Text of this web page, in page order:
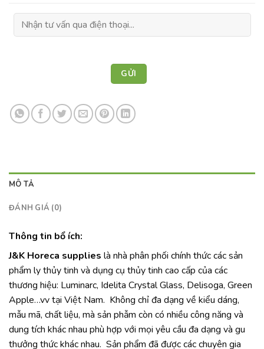
MÔ TẢ
ĐÁNH GIÁ (0)
Thông tin bổ ích:
J&K Horeca supplies là nhà phân phối chính thức các sản
phẩm ly thủy tinh và dụng cụ thủy tinh cao cấp của các
thương hiệu: Luminarc, Idelita Crystal Glass, Delisoga, Green
Apple…vv tại Việt Nam. Không chỉ đa dạng về kiểu dáng,
mẫu mã, chất liệu, mà sản phẫm còn có nhiều công năng và
dung tích khác nhau phù hợp với mọi yêu cầu đa dạng và gu
thưởng thức khác nhau. Sản phẩm đã được các chuyên gia